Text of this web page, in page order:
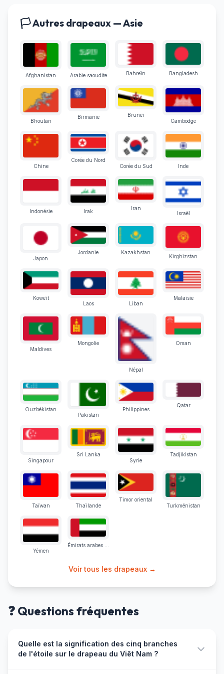
🏳️ Autres drapeaux — Asie
Afghanistan Arabie saoudite Bahreïn Bangladesh
Bhoutan
Birmanie
Brunei
Cambodge
Chine
Corée du Nord
Corée du Sud
Inde
Indonésie Irak
Iran
Israël
Japon
Jordanie Kazakhstan
Kirghizstan
Koweït
Laos
Liban
Malaisie
Maldives
Mongolie
Népal
Oman
Ouzbékistan
Pakistan
Philippines
Qatar
Singapour
Sri Lanka
Syrie
Tadjikistan
Taïwan Thaïlande
Timor oriental
Turkménistan
Yémen
Voir tous les drapeaux →
❓ Questions fréquentes
Quelle est la signification des cinq branches
de l'étoile sur le drapeau du Viêt Nam ?